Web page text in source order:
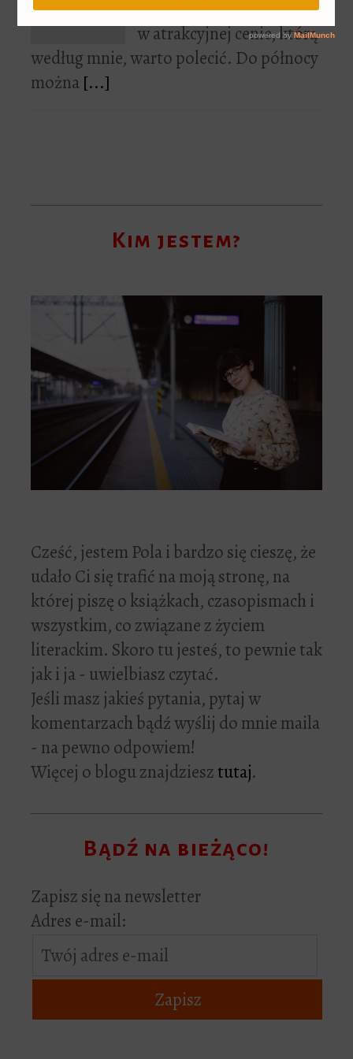
Dziś tylko jedna książka
w atrakcyjnej cenie, którą
według mnie, warto polecić. Do północy
można[...]
Kim jestem?
Cześć, jestem Pola i bardzo się cieszę, że
udało Ci się trafić na moją stronę, na
której piszę o książkach, czasopismach i
wszystkim, co związane z życiem
literackim. Skoro tu jesteś, to pewnie tak
jak i ja - uwielbiasz czytać.
Jeśli masz jakieś pytania, pytaj w
komentarzach bądź wyślij do mnie maila
- na pewno odpowiem!
Więcej o blogu znajdziesztutaj.
Bądź na bieżąco!
Zapisz się na newsletter
Adres e-mail: